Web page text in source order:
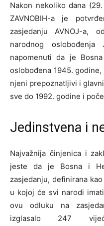
Nakon nekoliko dana
ZAVNOBIH-a je
zasjedanju AVNOJ-a,
narodnog
napomenuti da je
oslobođena 1945.
njeni prepoznatljivi i
sve do 1992. godine i
Jedinstvena i
Najvažnija činjenica i
jeste da je Bosna i
zasjedanju, definirana
u kojoj će svi narodi
ovu odluku na
izglasalo 247